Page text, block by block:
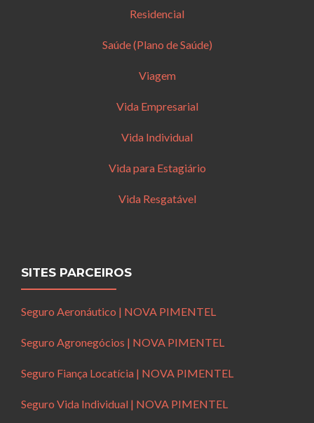
Residencial
Saúde (Plano de Saúde)
Viagem
Vida Empresarial
Vida Individual
Vida para Estagiário
Vida Resgatável
SITES PARCEIROS
Seguro Aeronáutico | NOVA PIMENTEL
Seguro Agronegócios | NOVA PIMENTEL
Seguro Fiança Locatícia | NOVA PIMENTEL
Seguro Vida Individual | NOVA PIMENTEL